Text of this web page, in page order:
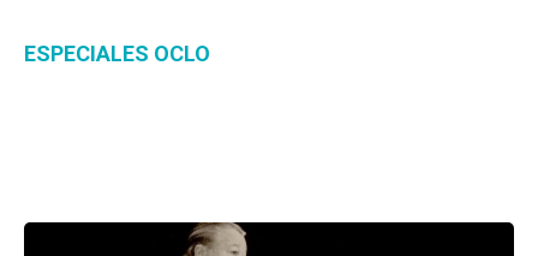
ESPECIALES OCLO